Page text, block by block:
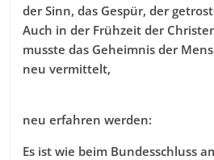
der Sinn, das Gespür, der
Auch in der Frühzeit der
musste das Geheimnis der
neu vermittelt,
neu erfahren werden:
Es ist wie beim Bundesschluss